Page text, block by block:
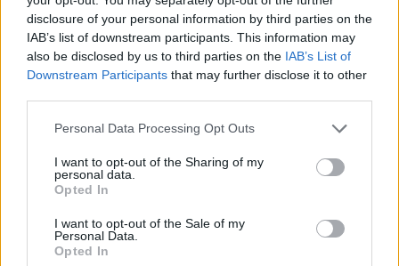
disclosure of your personal information by third parties on the
IAB’s list of downstream participants. This information may
also be disclosed by us to third parties on the IAB’s List of
Downstream Participants that may further disclose it to other
Personal Data Processing Opt Outs
I want to opt-out of the Sharing of my
personal data.
Opted In
I want to opt-out of the Sale of my
Personal Data.
Opted In
Svaigu bērzu sulu pilda vīna vai šampanieša pudelēs.
Katrā pudelē liek 10 - 15 g cukura, 4 - 5 rozīnes,
nedaudz citronskābes, pielej bērzu sulu līdz pudeles
guļus. Pēc 15 - 20 dienām sula ir norūgusi, dzirkstoša,
ar patīkamu garšu.
2. variants
Svaigu bērzu sulu lej stikla vai emaljētā traukā,